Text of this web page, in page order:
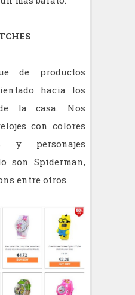
de productos
hacia los
la casa. Nos
con colores
y personajes
son Spiderman,
entre otros.